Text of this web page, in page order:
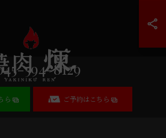
594-8129
ら ご予約はこちら
肉なら焼肉 煉 ALL RIGHTS RESERVED.